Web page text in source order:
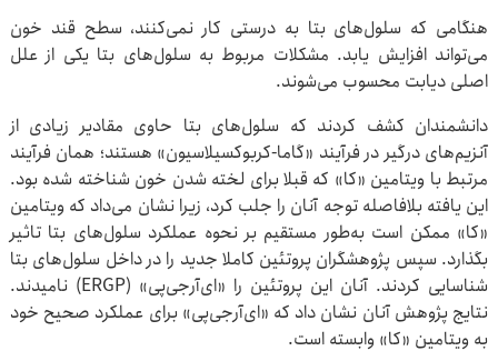
هنگامی که سلول‌های بتا به درستی کار نمی‌کنند، سطح قند خون
می‌تواند افزایش یابد. مشکلات مربوط به سلول‌های بتا یکی از علل
اصلی دیابت محسوب می‌شوند.
دانشمندان کشف کردند که سلول‌های بتا حاوی مقادیر زیادی از
آنزیم‌های درگیر در فرآیند «گاما-کربوکسیلاسیون» هستند؛ همان فرآیند
مرتبط با ویتامین «کا» که قبلا برای لخته شدن خون شناخته شده بود.
این یافته بلافاصله توجه آنان را جلب کرد، زیرا نشان می‌داد که ویتامین
«کا» ممکن است به‌طور مستقیم بر نحوه عملکرد سلول‌های بتا تاثیر
بگذارد. سپس پژوهشگران پروتئین کاملا جدید را در داخل سلول‌های بتا
شناسایی کردند. آنان این پروتئین را «ای‌آرجی‌پی» (ERGP) نامیدند.
نتایج پژوهش آنان نشان داد که «ای‌آرجی‌پی» برای عملکرد صحیح خود
به ویتامین «کا» وابسته است.